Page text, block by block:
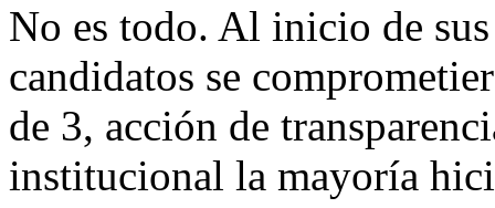
No es todo. Al inicio de
candidatos se
de 3, acción de
institucional la mayoría